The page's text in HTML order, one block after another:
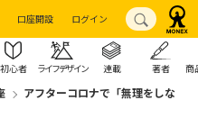
口座開設 ログイン
初心者 ライフデザイン 連載 著者 商
アフターコロナで「無理をしな